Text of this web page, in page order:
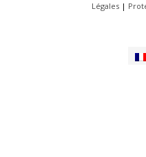
Légales |